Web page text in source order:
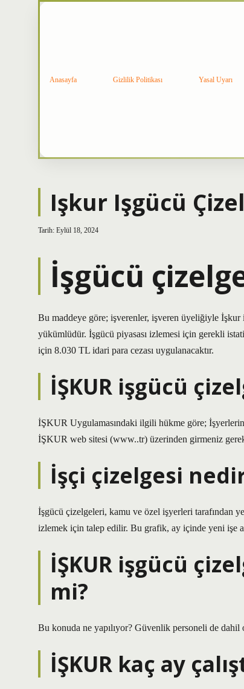
Anasayfa Gizlilik Politikası Yasal Uyarı
Işkur Işgücü
Tarih: Eylül 18, 2024
İşgücü
Bu maddeye göre; işverenler, işveren üyeliğiyle İşkur
yükümlüdür. İşgücü piyasası izlemesi için gerekli
için 8.030 TL idari para cezası uygulanacaktır.
İŞKUR işgücü
İŞKUR Uygulamasındaki ilgili hükme göre;
İŞKUR web sitesi (www..tr) üzerinden girmeniz
İşçi çizelgesi
İşgücü çizelgeleri, kamu ve özel işyerleri tarafından
izlemek için talep edilir. Bu grafik, ay içinde yeni işe
İŞKUR işgücü
mi?
Bu konuda ne yapılıyor? Güvenlik personeli de dahil
İŞKUR kaç ay